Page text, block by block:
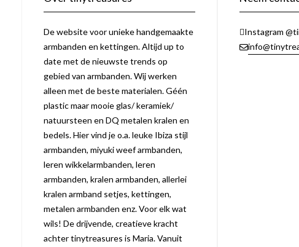
De website voor unieke handgemaakte
armbanden en kettingen. Altijd up to
date met de nieuwste trends op
gebied van armbanden. Wij werken
alleen met de beste materialen. Géén
plastic maar mooie glas/ keramiek/
natuursteen en DQ metalen kralen en
bedels. Hier vind je o.a. leuke Ibiza stijl
armbanden, miyuki weef armbanden,
leren wikkelarmbanden, leren
armbanden, kralen armbanden, allerlei
kralen armband setjes, kettingen,
metalen armbanden enz. Voor elk wat
wils! De drijvende, creatieve kracht
achter tinytreasures is Maria. Vanuit
Instagram